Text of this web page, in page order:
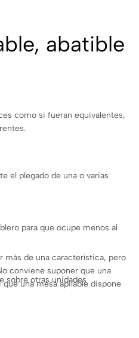
abatible
como si fueran equivalentes,
el plegado de una o varias
para que ocupe menos al
sobre otras unidades
más de una característica, pero
conviene suponer que una
una mesa apilable dispone